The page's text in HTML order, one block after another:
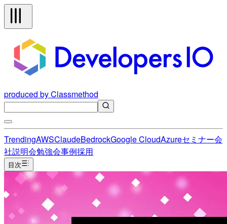
produced by Classmethod
TrendingAWSClaudeBedrockGoogle CloudAzureセミナー会
社説明会勉強会事例採用
目次